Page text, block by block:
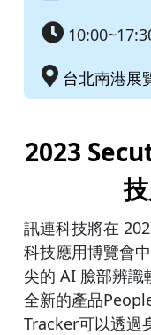
台北南港展
2023
訊連科技將在
科技應用博覽會
尖的 AI 臉部辨
全新的產品
Tracker可以透過